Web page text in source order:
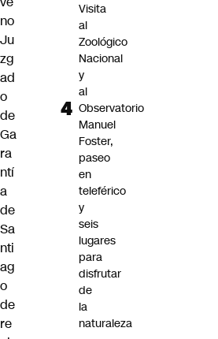
no
Ju
zg
ad
o
de
Ga
ra
ntí
a
de
Sa
nti
ag
o
de
re
Visita
al
Zoológico
Nacional
y
al
Observatorio
Manuel
Foster,
paseo
en
teleférico
y
seis
lugares
para
disfrutar
de
la
naturaleza